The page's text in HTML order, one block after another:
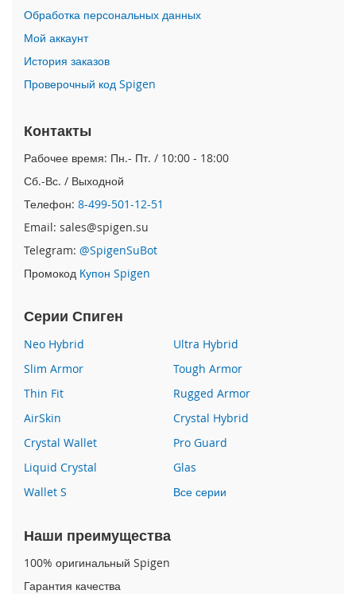
P
r
i
o
e
A
i
r
i
P
o
e
1
7
i
P
h
o
e
1
P
M
x
Обработка персональных данных
Мой аккаунт
История заказов
Проверочный код Spigen
Контакты
Рабочее время: Пн.- Пт. / 10:00 - 18:00
Сб.-Вс. / Выходной
Телефон: 8-499-501-12-51
Email: sales@spigen.su
Telegram: @SpigenSuBot
Промокод Купон Spigen
Серии Спиген
Neo Hybrid
Ultra Hybrid
Slim Armor
Tough Armor
Thin Fit
Rugged Armor
AirSkin
Crystal Hybrid
Crystal Wallet
Pro Guard
Liquid Crystal
Glas
Wallet S
Все серии
Наши преимущества
100% оригинальный Spigen
Гарантия качества